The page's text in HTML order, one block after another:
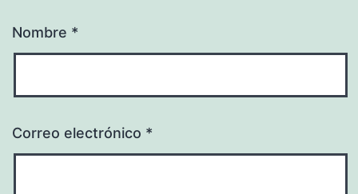
Nombre *
Correo electrónico *